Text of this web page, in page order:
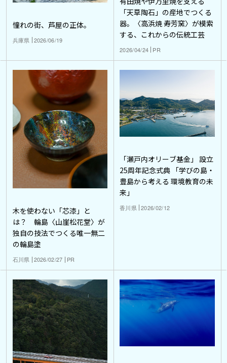
憧れの街、芦屋の正体。
兵庫県 2026/06/19
「天草陶石」の産地でつくる
器。〈高浜焼 寿芳窯〉が模索
する、これからの伝統工芸
2026/04/24 PR
木を使わない「芯漆」と
は？ 輪島〈山崖松花堂〉が
独自の技法でつくる唯一無二
の輪島塗
石川県 2026/02/27 PR
「瀬戸内オリーブ基金」 設立
25周年記念式典 「学びの島・
豊島から考える 環境教育の未
来」
香川県 2026/02/12